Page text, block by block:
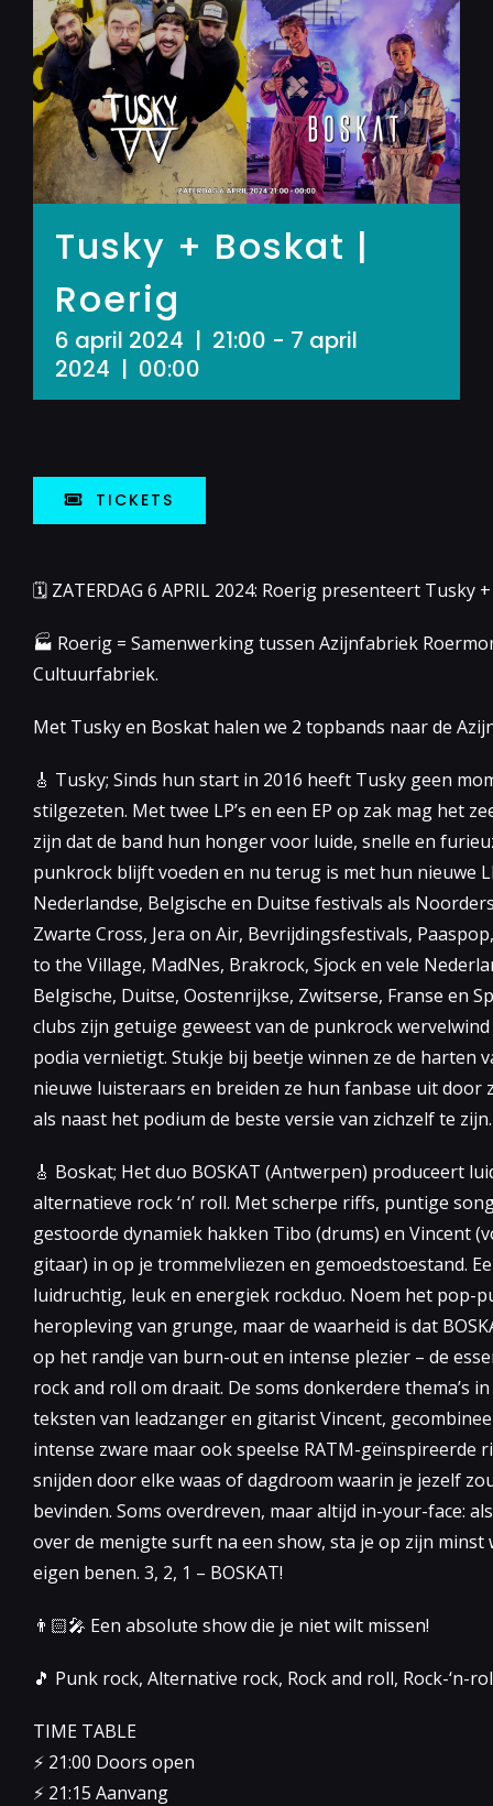
Tusky + Boskat |
Roerig
6 april 2024 | 21:00 - 7 april
2024 | 00:00
TICKETS
🗓 ZATERDAG 6 APRIL 2024: Roerig presenteert Tusky
🏭 Roerig = Samenwerking tussen Azijnfabriek
Cultuurfabriek.
Met Tusky en Boskat halen we 2 topbands naar de
🎸 Tusky; Sinds hun start in 2016 heeft Tusky geen
stilgezeten. Met twee LP’s en een EP op zak mag het
zijn dat de band hun honger voor luide, snelle en
punkrock blijft voeden en nu terug is met hun nieuwe
Nederlandse, Belgische en Duitse festivals als
Zwarte Cross, Jera on Air, Bevrijdingsfestivals,
to the Village, MadNes, Brakrock, Sjock en vele
Belgische, Duitse, Oostenrijkse, Zwitserse, Franse en
clubs zijn getuige geweest van de punkrock
podia vernietigt. Stukje bij beetje winnen ze de harten
nieuwe luisteraars en breiden ze hun fanbase uit door
als naast het podium de beste versie van zichzelf te zijn.
🎸 Boskat; Het duo BOSKAT (Antwerpen) produceert
alternatieve rock ‘n’ roll. Met scherpe riffs, puntige
gestoorde dynamiek hakken Tibo (drums) en Vincent
gitaar) in op je trommelvliezen en gemoedstoestand.
luidruchtig, leuk en energiek rockduo. Noem het pop-
heropleving van grunge, maar de waarheid is dat
op het randje van burn-out en intense plezier – de
rock and roll om draait. De soms donkerdere thema’s in
teksten van leadzanger en gitarist Vincent,
intense zware maar ook speelse RATM-geïnspireerde
snijden door elke waas of dagdroom waarin je jezelf
bevinden. Soms overdreven, maar altijd in-your-face:
over de menigte surft na een show, sta je op zijn minst
eigen benen. 3, 2, 1 – BOSKAT!
👨🏻‍🎤 Een absolute show die je niet wilt missen!
🎵 Punk rock, Alternative rock, Rock and roll, Rock-‘n-
TIME TABLE
⚡️ 21:00 Doors open
⚡️ 21:15 Aanvang